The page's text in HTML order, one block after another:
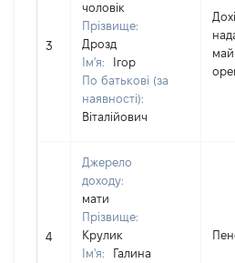
3
чоловік
Прізвище:
Дрозд
Ім'я:
Ігор
По батькові (за
наявності):
Віталійович
4
Джерело
доходу:
мати
Прізвище:
Крулик
Ім'я:
Галина